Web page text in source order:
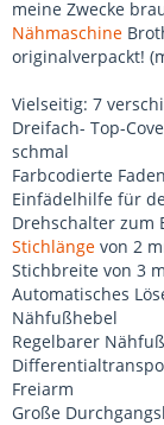
meine Zwecke
Nähmaschine
originalverpackt!
Vielseitig: 7
Dreifach- Top-
schmal
Farbcodierte
Einfädelhilfe für
Drehschalter zum
Stichlänge von 2
Stichbreite von 3
Automatisches
Nähfußhebel
Regelbarer
Freiarm
Große